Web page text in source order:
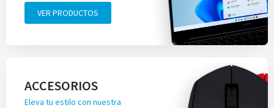
VER PRODUCTOS
ACCESORIOS
Eleva tu estilo con nuestra